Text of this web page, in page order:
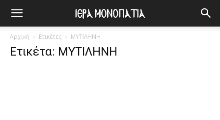
Αρχική Ετικέτες ΜΥΤΙΛΗΝΗ
Ετικέτα: ΜΥΤΙΛΗΝΗ